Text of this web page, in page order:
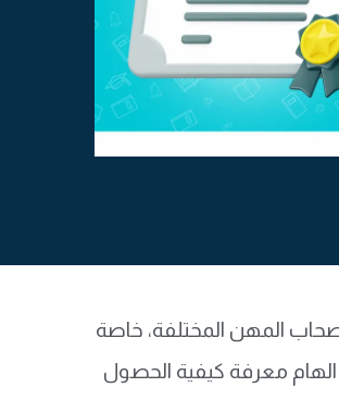
المهن المختلفة، خاصة
الهام معرفة كيفية الحصول